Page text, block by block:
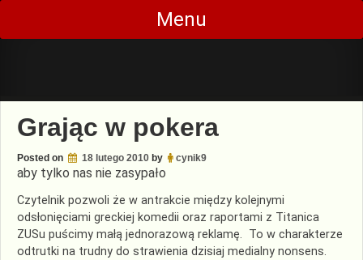
Skip
content
Menu
Grając w pokera
Posted on 18 lutego 2010 by cynik9
aby tylko nas nie zasypało
Czytelnik pozwoli że w antrakcie między kolejnymi
odsłonięciami greckiej komedii oraz raportami z Titanica
ZUSu puścimy małą jednorazową reklamę. To w charakterze
odtrutki na trudny do strawienia dzisiaj medialny nonsens.